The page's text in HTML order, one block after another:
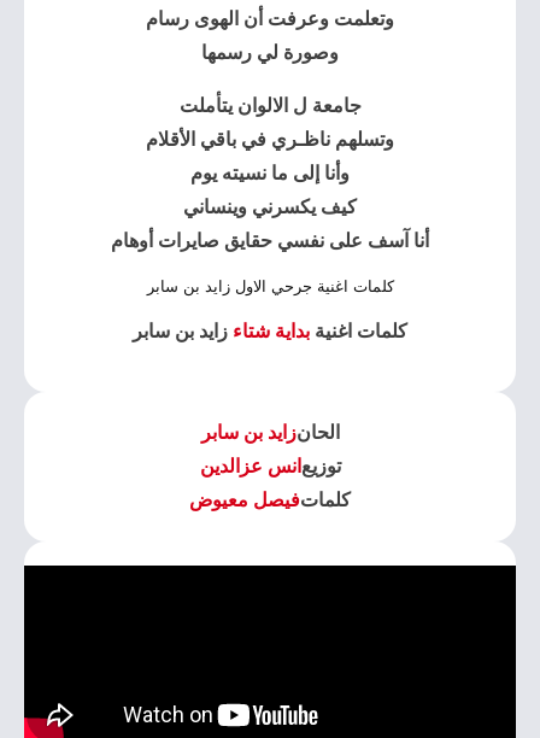
وتعلمت وعرفت أن الهوى رسام
وصورة لي رسمها
جامعة ل الالوان يتأملت
وتسلهم ناظـري في باقي الأقلام
وأنا إلى ما نسيته يوم
كيف يكسرني وينساني
أنا آسف على نفسي حقايق صايرات أوهام
كلمات اغنية جرحي الاول زايد بن سابر
كلمات اغنية بداية شتاء زايد بن سابر
الحانزايد بن سابر
توزيع انس عزالدين
كلماتفيصل معيوض